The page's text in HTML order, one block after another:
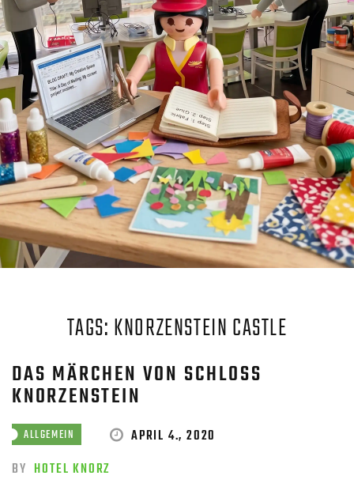
TAGS: KNORZENSTEIN CASTLE
DAS MÄRCHEN VON SCHLOSS
KNORZENSTEIN
ALLGEMEIN
APRIL 4., 2020
BY HOTEL KNORZ